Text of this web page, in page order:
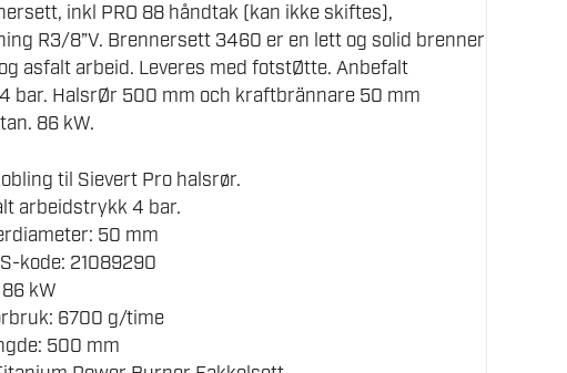
inkl PRO 88 håndtak (kan ikke skiftes),
R3/8”V. Brennersett 3460 er en lett og solid brenner
asfalt arbeid. Leveres med fotstØtte. Anbefalt
bar. HalsrØr 500 mm och kraftbrännare 50 mm
86 kW.
til Sievert Pro halsrør.
arbeidstrykk 4 bar.
50 mm
kode: 21089290
kW
6700 g/time
500 mm